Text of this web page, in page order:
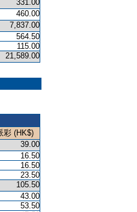
331.00
460.00
7,837.00
564.50
115.00
21,589.00
彩 (HK$)
39.00
16.50
16.50
23.50
105.50
43.00
53.50